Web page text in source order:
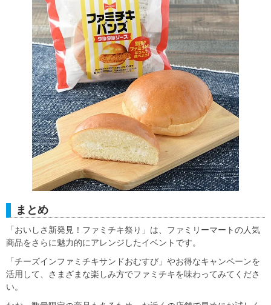
まとめ
「おいしさ新発見！ファミチキ祭り」は、ファミリーマートの人気
商品をさらに魅力的にアレンジしたイベントです。
「チーズインファミチキサンドおむすび」やお得なキャンペーンを
活用して、さまざまな楽しみ方でファミチキを味わってみてくださ
い。